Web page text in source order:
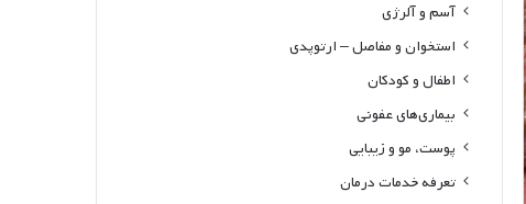
آسم و آلرژی
استخوان و مفاصل – ارتوپدی
اطفال و کودکان
بیماری‌های عفونی
پوست، مو و زیبایی
تعرفه خدمات درمان